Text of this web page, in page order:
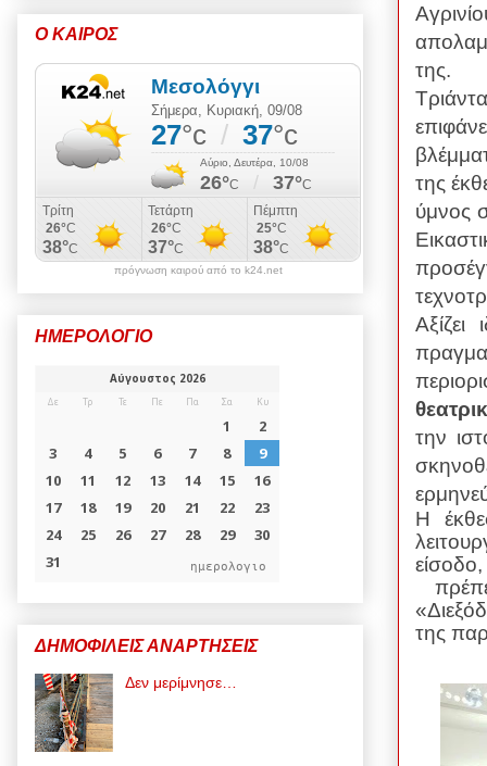
της.
της
ύμνος
την
Η
της
Ο ΚΑΙΡΟΣ
πρόγνωση καιρού από το k24.net
ΗΜΕΡΟΛΟΓΙΟ
ημερολογιο
ΔΗΜΟΦΙΛΕΙΣ ΑΝΑΡΤΗΣΕΙΣ
Δεν μερίμνησε…